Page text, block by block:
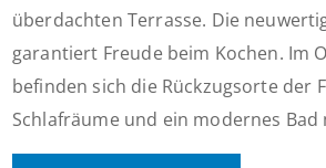
überdachten Terrasse. Die
garantiert Freude beim Kochen. Im
befinden sich die Rückzugsorte der
Schlafräume und ein modernes Bad